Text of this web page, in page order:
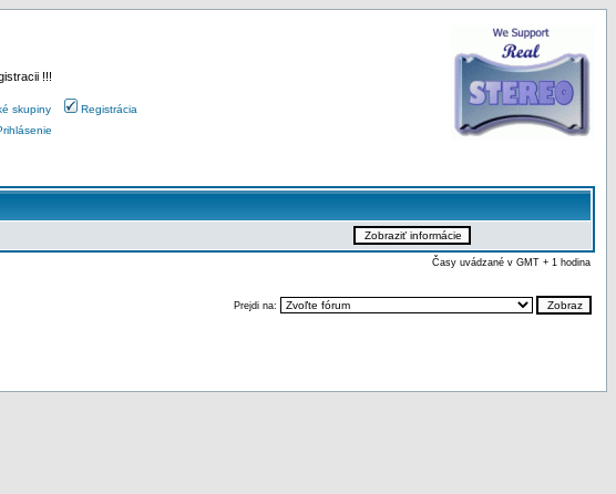
!!!
skupiny
Registrácia
Časy uvádzané v GMT + 1 hodina
Prejdi na: